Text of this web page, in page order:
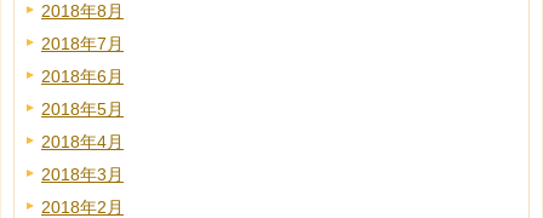
2018年8月
2018年7月
2018年6月
2018年5月
2018年4月
2018年3月
2018年2月